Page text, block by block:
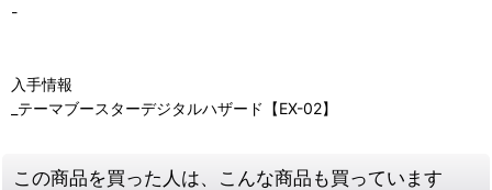
-
入手情報
_テーマブースターデジタルハザード【EX-02】
この商品を買った人は、こんな商品も買っています